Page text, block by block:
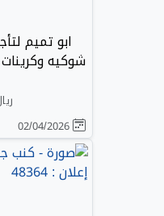
ابو تميم
شوكيه